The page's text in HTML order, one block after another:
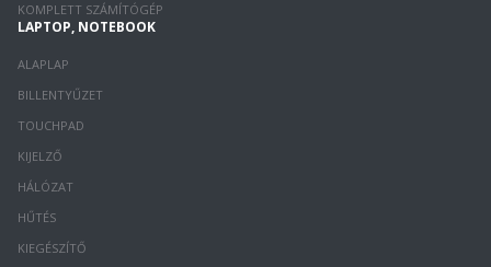
KOMPLETT SZÁMÍTÓGÉP
LAPTOP, NOTEBOOK
ALAPLAP
BILLENTYŰZET
TOUCHPAD
KIJELZŐ
HÁLÓZAT
HŰTÉS
KIEGÉSZÍTŐ